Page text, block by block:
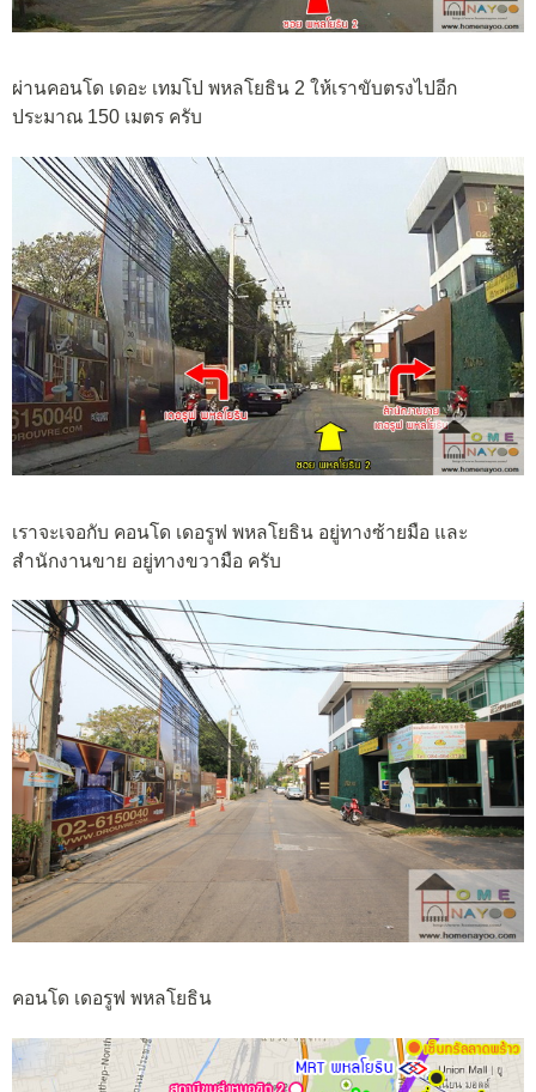
ผ่านคอนโด เดอะ เทมโป พหลโยธิน 2 ให้เราขับตรงไปอีก
ประมาณ 150 เมตร ครับ
เราจะเจอกับ คอนโด เดอรูฟ พหลโยธิน อยู่ทางซ้ายมือ และ
สำนักงานขาย อยู่ทางขวามือ ครับ
คอนโด เดอรูฟ พหลโยธิน